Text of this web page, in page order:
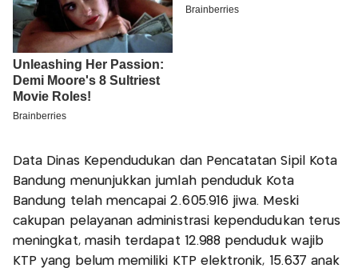
Data Dinas Kependudukan dan Pencatatan Sipil Kota
Bandung menunjukkan jumlah penduduk Kota
Bandung telah mencapai 2.605.916 jiwa. Meski
cakupan pelayanan administrasi kependudukan terus
meningkat, masih terdapat 12.988 penduduk wajib
KTP yang belum memiliki KTP elektronik, 15.637 anak